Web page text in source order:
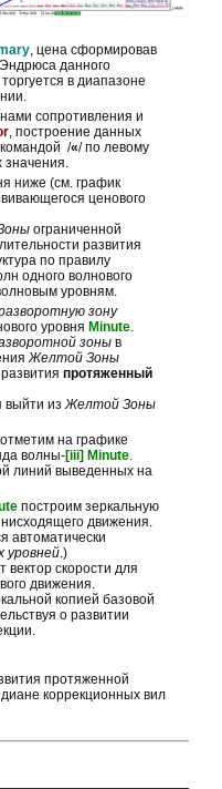
, цена сформировав
данного
в диапазоне
сопротивления и
, построение данных
/«/ по левому
значения.
ниже (см. график
ценового
ограниченной
развития
по правилу
одного волнового
уровням.
зону
уровня Minute.
зоны в
Желтой Зоны
протяженный
выйти изЖелтой Зоны
на графике
волны-[iii] Minute.
линий выведенных на
построим зеркальную
движения.
автоматически
уровней.)
вектор скорости для
движения.
копией базовой
о развитии
протяженной
коррекционных вил